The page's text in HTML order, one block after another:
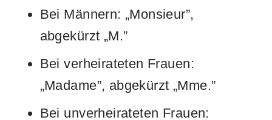
Bei Männern: „Monsieur”,
abgekürzt „M.”
Bei verheirateten Frauen:
„Madame”, abgekürzt „Mme.”
Bei unverheirateten Frauen: